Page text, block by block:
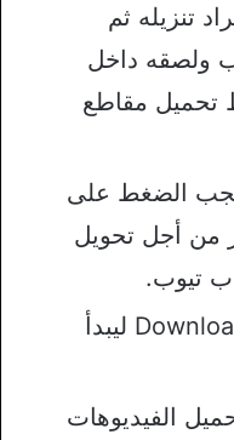
تنزيله ثم
ولصقه داخل
تحميل مقاطع
الضغط على
من أجل تحويل
تيوب.
اضغط بعد ذلك على Download ليبدأ
الفيديوهات